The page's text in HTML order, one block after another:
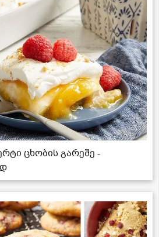
ცხობის გარეშე -